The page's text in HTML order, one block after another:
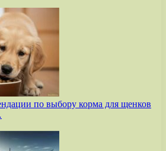
по выбору корма для щенков